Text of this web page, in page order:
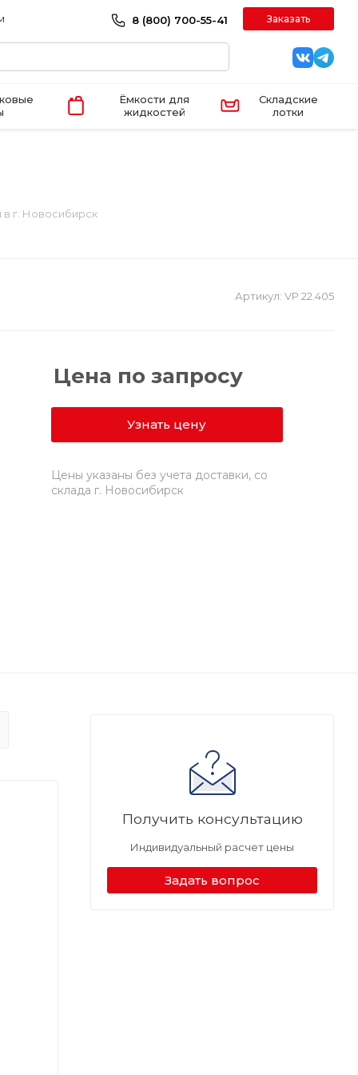
8 (800) 700-55-41 Заказать
Ёмкости для
жидкостей
Складские
лотки
в г. Новосибирск
Артикул: VP 22.405
Цена по запросу
Узнать цену
Цены указаны без учета доставки, со
склада г. Новосибирск
Получить консультацию
Индивидуальный расчет цены
Задать вопрос